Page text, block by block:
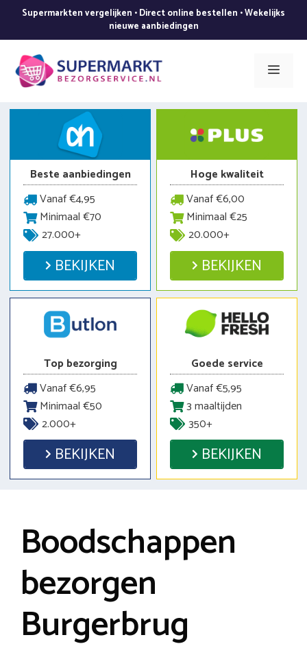
de
inhoud
Supermarkten vergelijken • Direct online bestellen • Wekelijks
nieuwe aanbiedingen
Menu
Beste aanbiedingen
Vanaf €4,95
Minimaal €70
27.000+
BEKIJKEN
Hoge kwaliteit
Vanaf €6,00
Minimaal €25
20.000+
BEKIJKEN
Top bezorging
Vanaf €6,95
Minimaal €50
2.000+
BEKIJKEN
Goede service
Vanaf €5,95
3 maaltijden
350+
BEKIJKEN
Boodschappen
bezorgen
Burgerbrug